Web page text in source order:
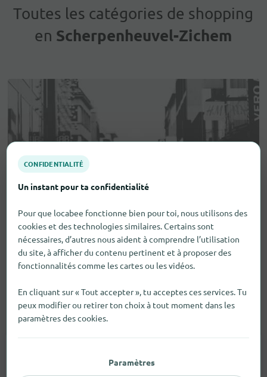
Toutes les catégories de shopping
en Scherpenheuvel-Zichem
Aides visuelles et auditives
CONFIDENTIALITÉ
Un instant pour ta confidentialité
Pour que locabee fonctionne bien pour toi, nous utilisons des
cookies et des technologies similaires. Certains sont
nécessaires, d’autres nous aident à comprendre l’utilisation
du site, à afficher du contenu pertinent et à proposer des
fonctionnalités comme les cartes ou les vidéos.
En cliquant sur « Tout accepter », tu acceptes ces services. Tu
peux modifier ou retirer ton choix à tout moment dans les
paramètres des cookies.
Paramètres